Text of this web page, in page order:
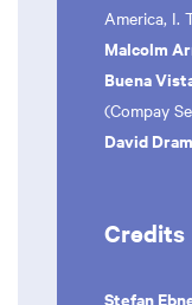
America, I.
Malcolm
Buena
(Compay
David
Credits
Stefan